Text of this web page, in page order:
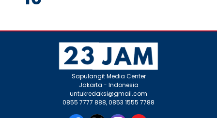
Sapulangit Media Center
Jakarta - Indonesia
untukredaksi@gmail.com
0855 7777 888, 0853 1555 7788